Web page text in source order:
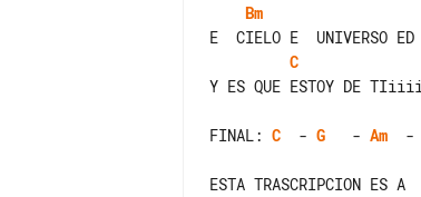
Bm
C
Y ES QUE ESTOY DE
FINAL: C
  -
G
   -
Am
  -
ESTA TRASCRIPCION ES A